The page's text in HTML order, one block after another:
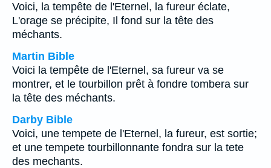
Voici, la tempête de l'Eternel, la fureur éclate,
L'orage se précipite, Il fond sur la tête des
méchants.
Martin Bible
Voici la tempête de l'Eternel, sa fureur va se
montrer, et le tourbillon prêt à fondre tombera sur
la tête des méchants.
Darby Bible
Voici, une tempete de l'Eternel, la fureur, est sortie;
et une tempete tourbillonnante fondra sur la tete
des mechants.